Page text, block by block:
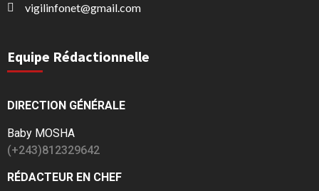
vigilinfonet@gmail.com
Equipe Rédactionnelle
DIRECTION GÉNÉRALE
Baby MOSHA
(+243)812329642
RÉDACTEUR EN CHEF